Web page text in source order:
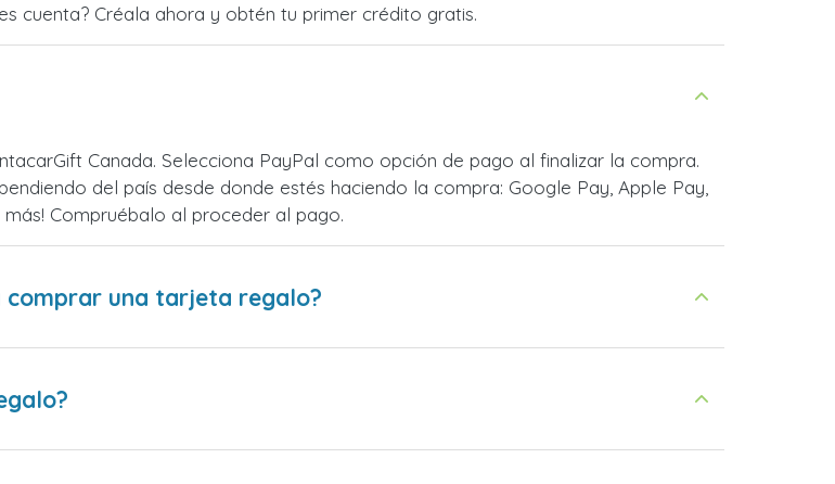
cuenta? Créala ahora y obtén tu primer crédito gratis.
Canada. Selecciona PayPal como opción de pago al finalizar la compra.
del país desde donde estés haciendo la compra: Google Pay, Apple Pay,
Compruébalo al proceder al pago.
comprar una tarjeta regalo?